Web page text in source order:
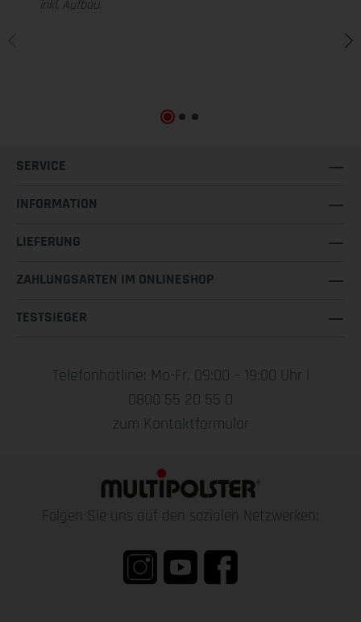
inkl. Aufbau.
SERVICE
INFORMATION
LIEFERUNG
ZAHLUNGSARTEN IM ONLINESHOP
TESTSIEGER
Telefonhotline: Mo-Fr, 09:00 – 19:00 Uhr |
0800 55 20 55 0
zum Kontaktformular
Folgen Sie uns auf den sozialen Netzwerken: